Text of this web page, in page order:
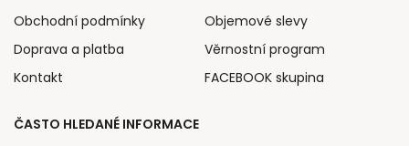
Obchodní podmínky
Doprava a platba
Kontakt
Objemové slevy
Věrnostní program
FACEBOOK skupina
ČASTO HLEDANÉ INFORMACE